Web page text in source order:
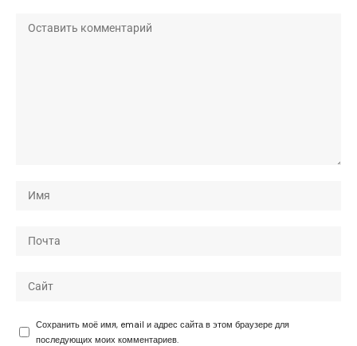
Сохранить моё имя, email и адрес сайта в этом браузере для
последующих моих комментариев.